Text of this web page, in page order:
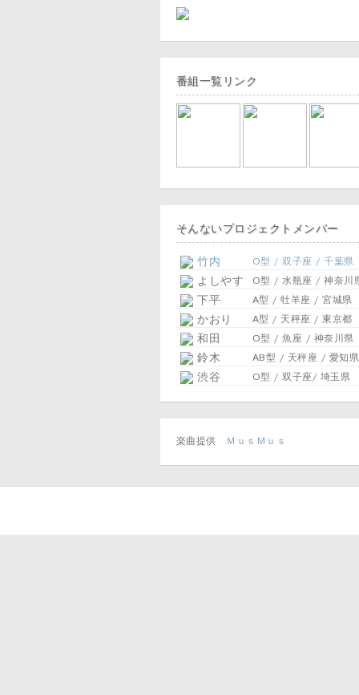
番組一覧リンク
そんないプロジェクトメンバー
竹内 O型 / 双子座 / 千葉県
よしやす O型 / 水瓶座 / 神奈川
下平 A型 / 牡羊座 / 宮城県
かおり A型 / 天秤座 / 東京都
和田 O型 / 魚座 / 神奈川県
鈴木 AB型 / 天秤座 / 愛知県
渋谷 O型 / 双子座/ 埼玉県
楽曲提供 ＭｕｓＭｕｓ